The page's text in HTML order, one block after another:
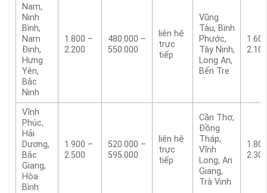
Nam,
Ninh
Bình,
Nam
Định,
Hưng
Yên,
Bắc
Ninh
1.800 –
2.200
480.000 –
550.000
liên hệ
trực
tiếp
Vũng
Tàu, Bình
Phước,
Tây Ninh,
Long An,
Bến Tre
2.100
Vĩnh
Phúc,
Hải
Dương,
Bắc
Giang,
Hòa
Bình
1.900 –
2.500
520.000 –
595.000
liên hệ
trực
tiếp
Cần Thơ,
Đồng
Tháp,
Vĩnh
Long, An
Giang,
Trà Vinh
2.300